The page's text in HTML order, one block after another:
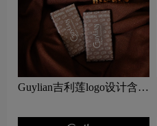
Guylian吉利莲logo设计含义